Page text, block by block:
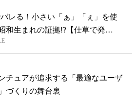
レる！小さい「ぁ」「ぇ」を使
和生まれの証拠!?【仕草で発
チュアが追求する「最適なユーザ
づくりの舞台裏